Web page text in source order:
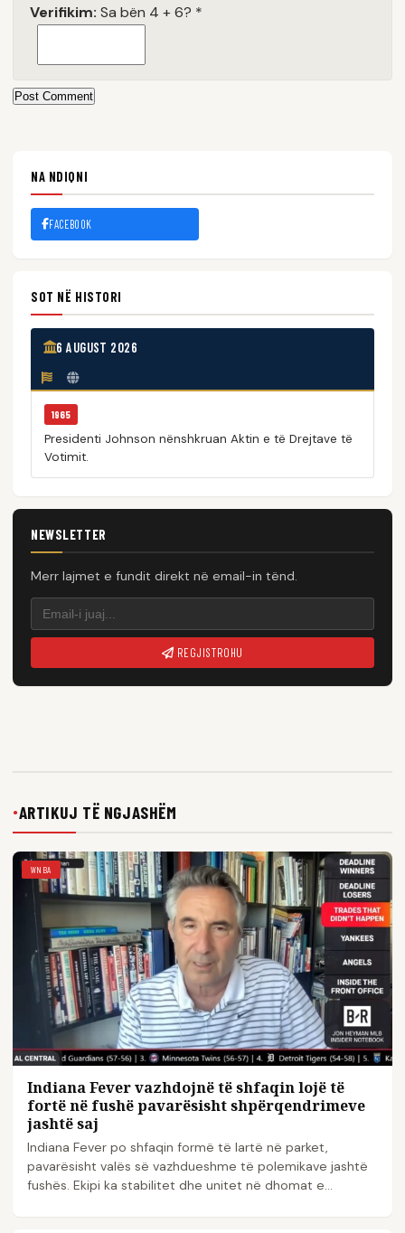
Verifikim: Sa bën 4 + 6? *
Post Comment
NA NDIQNI
FACEBOOK
SOT NË HISTORI
6 AUGUST 2026
1965
Presidenti Johnson nënshkruan Aktin e të Drejtave të
Votimit.
NEWSLETTER
Merr lajmet e fundit direkt në email-in tënd.
REGJISTROHU
●ARTIKUJ TË NGJASHËM
WNBA
Indiana Fever vazhdojnë të shfaqin lojë të
fortë në fushë pavarësisht shpërqendrimeve
jashtë saj
Indiana Fever po shfaqin formë të lartë në parket,
pavarësisht valës së vazhdueshme të polemikave jashtë
fushës. Ekipi ka stabilitet dhe unitet në dhomat e...